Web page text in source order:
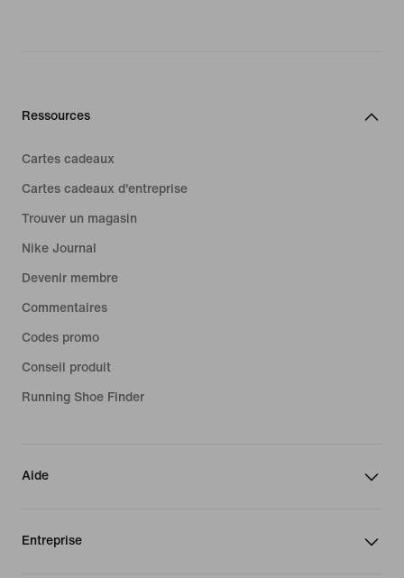
Ressources
Cartes cadeaux
Cartes cadeaux d'entreprise
Trouver un magasin
Nike Journal
Devenir membre
Commentaires
Codes promo
Conseil produit
Running Shoe Finder
Aide
Entreprise